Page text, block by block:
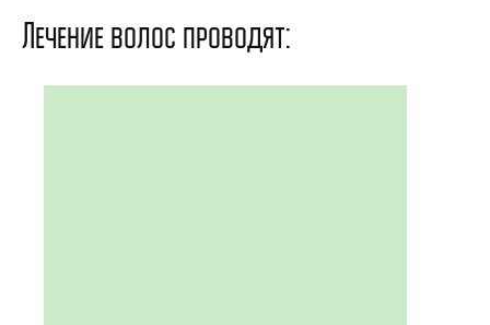
Лечение волос проводят: